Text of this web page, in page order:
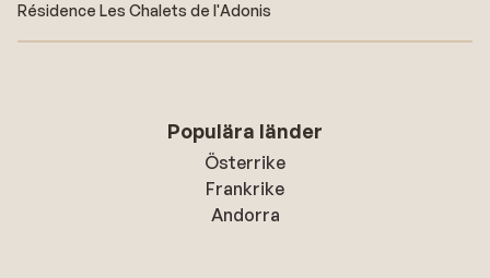
Résidence Les Chalets de l'Adonis
Populära länder
Österrike
Frankrike
Andorra